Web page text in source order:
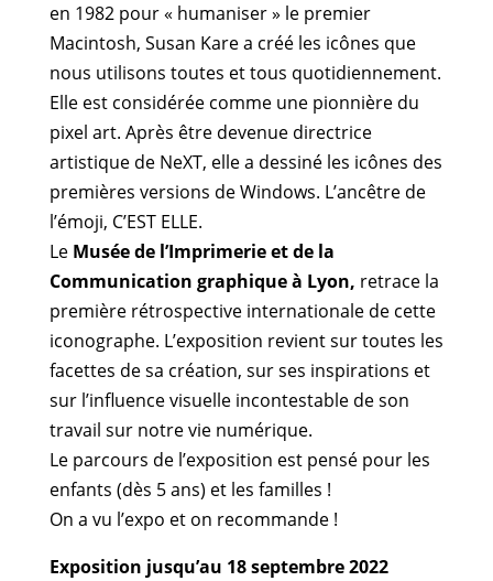
en 1982 pour « humaniser » le premier
Macintosh, Susan Kare a créé les icônes que
nous utilisons toutes et tous quotidiennement.
Elle est considérée comme une pionnière du
pixel art. Après être devenue directrice
artistique de NeXT, elle a dessiné les icônes des
premières versions de Windows. L’ancêtre de
l’émoji, C’EST ELLE.
Le Musée de l’Imprimerie et de la
Communication graphique à Lyon, retrace la
première rétrospective internationale de cette
iconographe. L’exposition revient sur toutes les
facettes de sa création, sur ses inspirations et
sur l’influence visuelle incontestable de son
travail sur notre vie numérique.
Le parcours de l’exposition est pensé pour les
enfants (dès 5 ans) et les familles !
On a vu l’expo et on recommande !
Exposition jusqu’au 18 septembre 2022